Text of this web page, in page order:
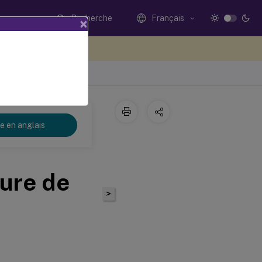
Recherche Français
en anglais
de
>
×